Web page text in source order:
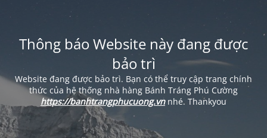
Thông báo Website này đang được
bảo trì
Website đang được bảo trì. Bạn có thể truy cập trang chính
thức của hệ thống nhà hàng Bánh Tráng Phú Cường
https://banhtrangphucuong.vnnhé. Thankyou